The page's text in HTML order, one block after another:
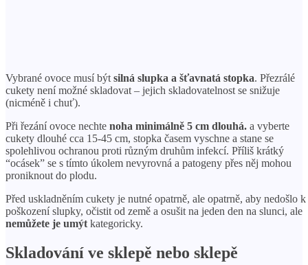
Vybrané ovoce musí být silná slupka a šťavnatá stopka. Přezrálé
cukety není možné skladovat – jejich skladovatelnost se snižuje
(nicméně i chuť).
Při řezání ovoce nechte noha minimálně 5 cm dlouhá. a vyberte
cukety dlouhé cca 15-45 cm, stopka časem vyschne a stane se
spolehlivou ochranou proti různým druhům infekcí. Příliš krátký
“ocásek” se s tímto úkolem nevyrovná a patogeny přes něj mohou
proniknout do plodu.
Před uskladněním cukety je nutné opatrně, ale opatrně, aby nedošlo k
poškození slupky, očistit od země a osušit na jeden den na slunci, ale
nemůžete je umýt kategoricky.
Skladování ve sklepě nebo sklepě